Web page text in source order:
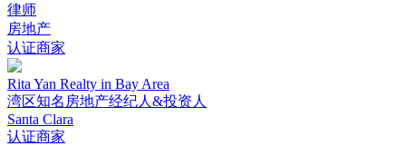
律师
房地产
认证商家
Rita Yan Realty in Bay Area
湾区知名房地产经纪人&投资人
Santa Clara
认证商家